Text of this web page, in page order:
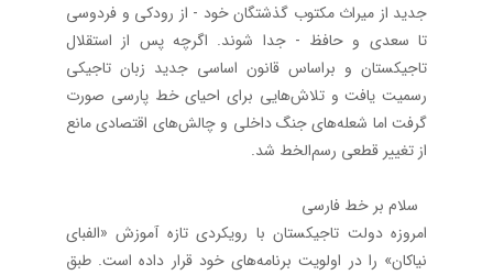
جدید از میراث مکتوب گذشتگان خود - از رودکی و فردوسی
تا سعدی و حافظ - جدا شوند. اگرچه پس از استقلال
تاجیکستان و براساس قانون اساسی جدید زبان تاجیکی
رسمیت یافت و تلاش‌هایی برای احیای خط پارسی صورت
گرفت اما شعله‌های جنگ داخلی و چالش‌های اقتصادی مانع
از تغییر قطعی رسم‌الخط شد.
سلام بر خط فارسی
امروزه دولت تاجیکستان با رویکردی تازه آموزش «الفبای
نیاکان» را در اولویت برنامه‌های خود قرار داده است. طبق